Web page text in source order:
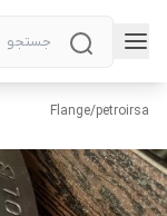
petroirsa
/
Flange